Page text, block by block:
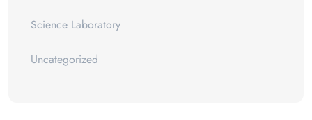
Science Laboratory
Uncategorized